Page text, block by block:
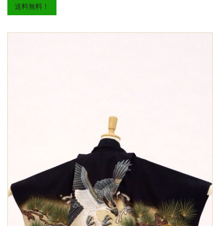
送料無料！